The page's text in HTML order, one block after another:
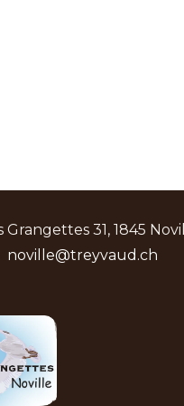
31, 1845
noville@treyvaud.ch